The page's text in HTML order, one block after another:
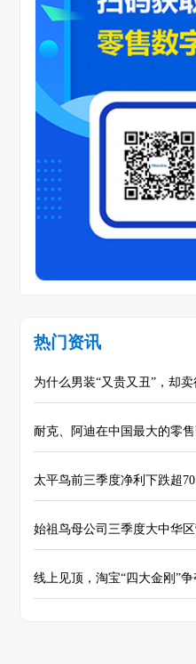
热门资讯
为什么男装“又贵又丑”，却卖
耐克、阿迪在中国最大的零
太平鸟前三季度净利下跌超
始祖鸟母公司三季度大中华
线上见顶，淘宝“四大金刚”